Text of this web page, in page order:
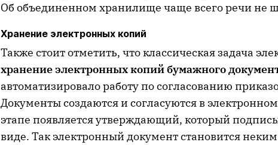
Об объединенном хранилище чаще всего речи не
Хранение электронных копий
Также стоит отметить, что классическая задача
хранение электронных копий бумажного
автоматизировало работу по согласованию
Документы создаются и согласуются в
этапе появляется утверждающий, который
виде. Так электронный документ становится